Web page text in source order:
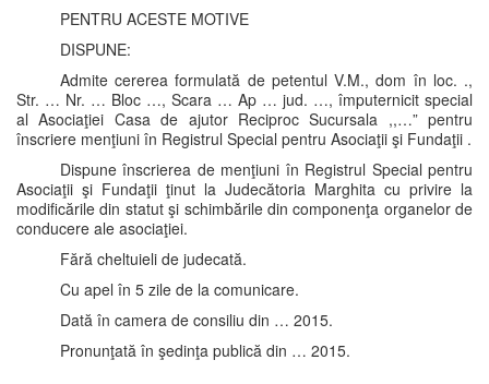
PENTRU ACESTE MOTIVE
DISPUNE:
Admite cererea formulată de petentul V.M., dom în loc. .,
Str. … Nr. … Bloc …, Scara … Ap … jud. …, împuternicit special
al Asociaţiei Casa de ajutor Reciproc Sucursala ,,…” pentru
înscriere menţiuni în Registrul Special pentru Asociaţii şi Fundaţii .
Dispune înscrierea de menţiuni în Registrul Special pentru
Asociaţii şi Fundaţii ţinut la Judecătoria Marghita cu privire la
modificările din statut şi schimbările din componenţa organelor de
conducere ale asociaţiei.
Fără cheltuieli de judecată.
Cu apel în 5 zile de la comunicare.
Dată în camera de consiliu din … 2015.
Pronunţată în şedinţa publică din … 2015.